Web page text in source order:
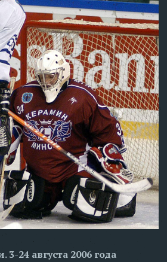
3-24 августа 2006 года